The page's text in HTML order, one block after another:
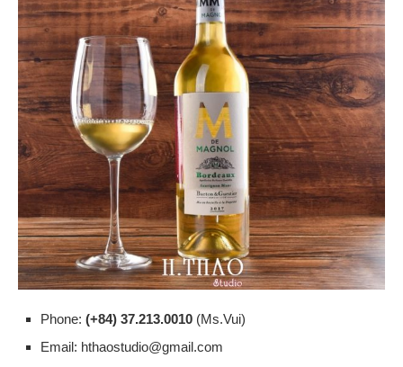
Phone: (+84) 37.213.0010 (Ms.Vui)
Email: hthaostudio@gmail.com